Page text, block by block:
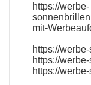
https://werbe-
mit-
https://
https://
https://